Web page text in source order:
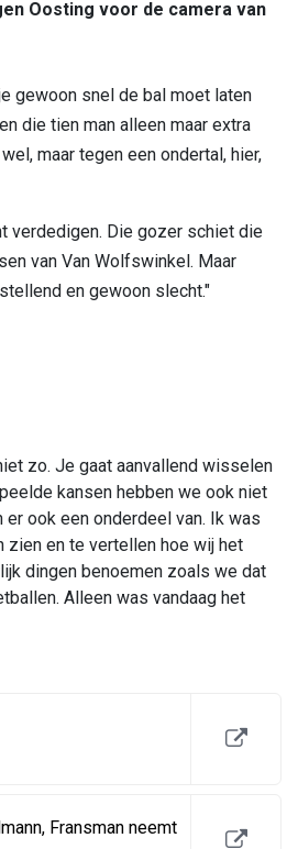
Oosting voor de camera van
gewoon snel de bal moet laten
die tien man alleen maar extra
maar tegen een ondertal, hier,
verdedigen. Die gozer schiet die
van Van Wolfswinkel. Maar
en gewoon slecht."
zo. Je gaat aanvallend wisselen
kansen hebben we ook niet
ook een onderdeel van. Ik was
zien en te vertellen hoe wij het
dingen benoemen zoals we dat
Alleen was vandaag het
Fransman neemt